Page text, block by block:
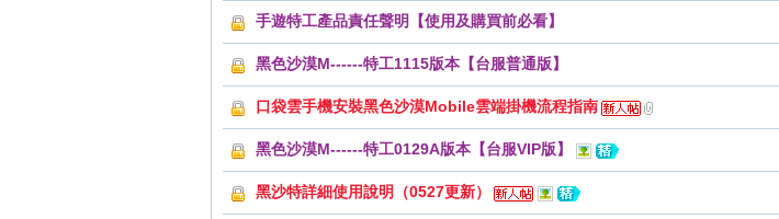
手遊特工產品責任聲明【使用及購買前必看】
黑色沙漠M------特工1115版本【台服普通版】
口袋雲手機安裝黑色沙漠Mobile雲端掛機流程指南
黑色沙漠M------特工0129A版本【台服VIP版】
黑沙特詳細使用說明（0527更新）